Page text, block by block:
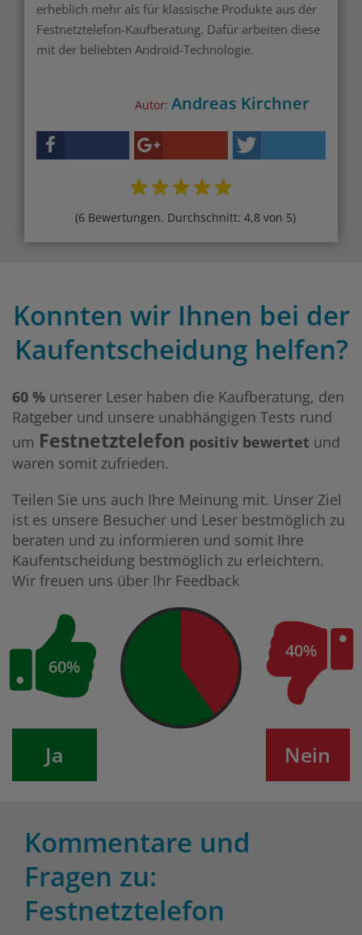
erheblich mehr als für klassische Produkte aus der
Festnetztelefon-Kaufberatung. Dafür arbeiten diese
mit der beliebten Android-Technologie.
Autor: Andreas Kirchner
(6 Bewertungen. Durchschnitt: 4,8 von 5)
Konnten wir Ihnen bei der
Kaufentscheidung helfen?
60 % unserer Leser haben die Kaufberatung, den
Ratgeber und unsere unabhängigen Tests rund
um Festnetztelefon positiv bewertet und
waren somit zufrieden.
Teilen Sie uns auch Ihre Meinung mit. Unser Ziel
ist es unsere Besucher und Leser bestmöglich zu
beraten und zu informieren und somit Ihre
Kaufentscheidung bestmöglich zu erleichtern.
Wir freuen uns über Ihr Feedback
60%
40%
Ja Nein
Kommentare und
Fragen zu:
Festnetztelefon